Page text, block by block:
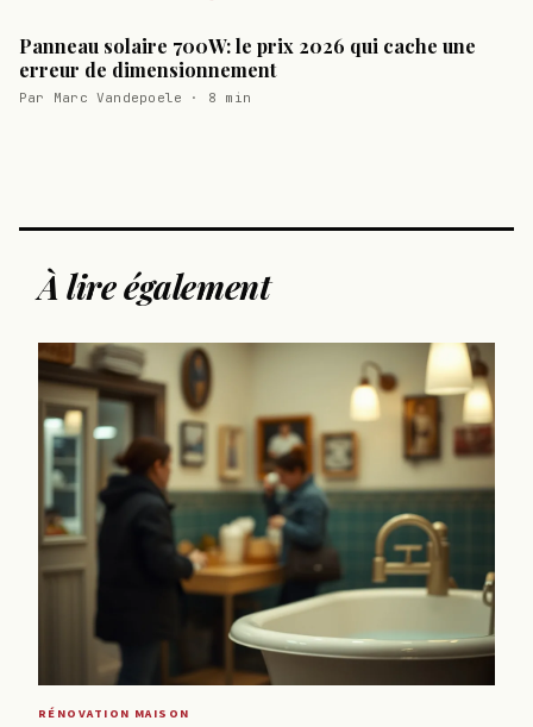
Panneau solaire 700W: le prix 2026 qui cache une
erreur de dimensionnement
Par Marc Vandepoele · 8 min
À lire également
RÉNOVATION MAISON